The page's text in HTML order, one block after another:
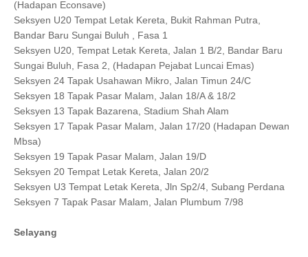
(Hadapan Econsave)
Seksyen U20 Tempat Letak Kereta, Bukit Rahman Putra,
Bandar Baru Sungai Buluh , Fasa 1
Seksyen U20, Tempat Letak Kereta, Jalan 1 B/2, Bandar Baru
Sungai Buluh, Fasa 2, (Hadapan Pejabat Luncai Emas)
Seksyen 24 Tapak Usahawan Mikro, Jalan Timun 24/C
Seksyen 18 Tapak Pasar Malam, Jalan 18/A & 18/2
Seksyen 13 Tapak Bazarena, Stadium Shah Alam
Seksyen 17 Tapak Pasar Malam, Jalan 17/20 (Hadapan Dewan
Mbsa)
Seksyen 19 Tapak Pasar Malam, Jalan 19/D
Seksyen 20 Tempat Letak Kereta, Jalan 20/2
Seksyen U3 Tempat Letak Kereta, Jln Sp2/4, Subang Perdana
Seksyen 7 Tapak Pasar Malam, Jalan Plumbum 7/98
Selayang